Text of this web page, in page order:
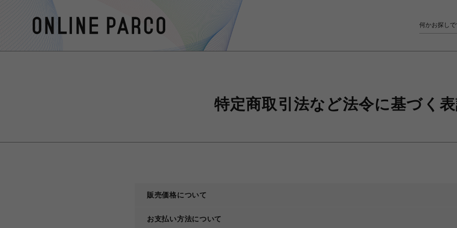
特定商取引法など法令に基づく
販売価格について
お支払い方法について